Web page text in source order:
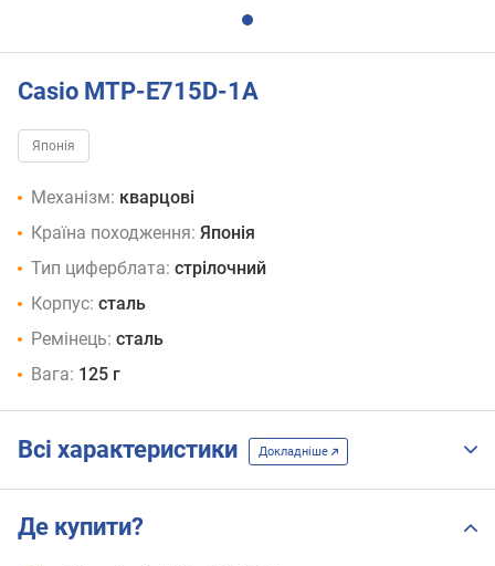
Casio MTP-E715D-1A
Японія
Механізм: кварцові
Країна походження: Японія
Тип циферблата: стрілочний
Корпус: сталь
Ремінець: сталь
Вага: 125 г
Всі характеристики Докладніше
Де купити?